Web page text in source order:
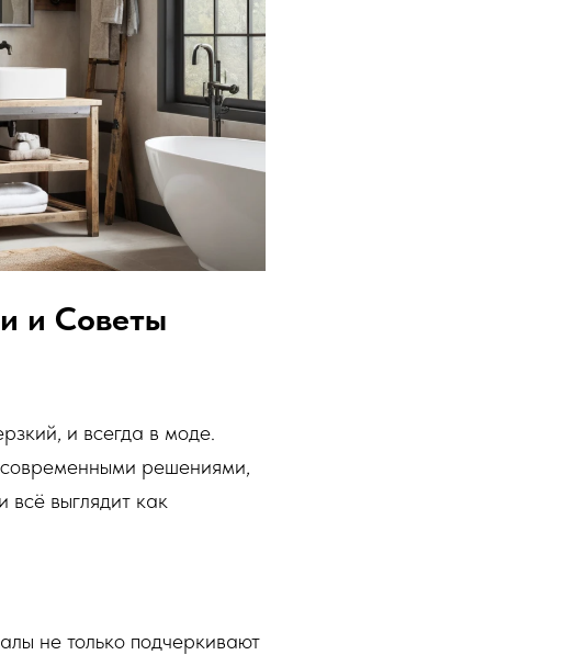
и Советы
и всегда в моде.
современными решениями,
всё выглядит как
не только подчеркивают